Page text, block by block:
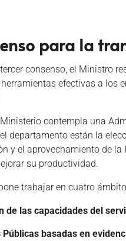
para la
consenso, el Ministro
efectivas a los
contempla una
departamento están la
y el aprovechamiento de
su productividad.
trabajar en cuatro
de las capacidades del
Públicas basadas en